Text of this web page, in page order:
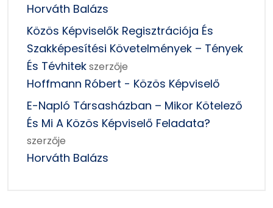
Horváth Balázs
Közös Képviselők Regisztrációja És
Szakképesítési Követelmények – Tények
És Tévhitekszerzője
Hoffmann Róbert - Közös Képviselő
E-Napló Társasházban – Mikor Kötelező
És Mi A Közös Képviselő Feladata?
szerzője
Horváth Balázs